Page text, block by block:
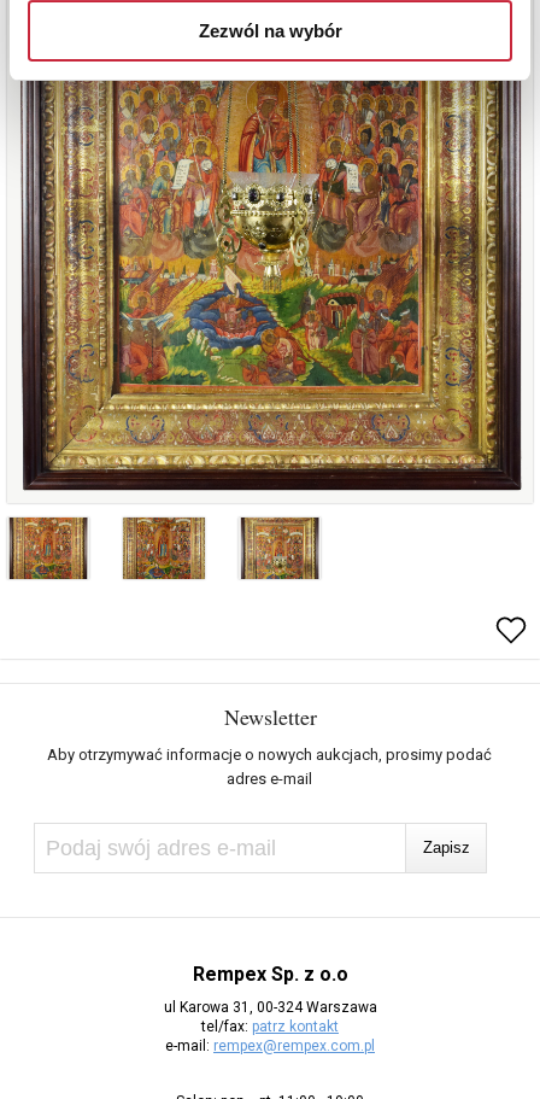
Zezwól na wybór
Newsletter
Aby otrzymywać informacje o nowych aukcjach, prosimy podać
adres e-mail
Rempex Sp. z o.o
ul Karowa 31, 00-324 Warszawa
tel/fax: patrz kontakt
e-mail: rempex@rempex.com.pl